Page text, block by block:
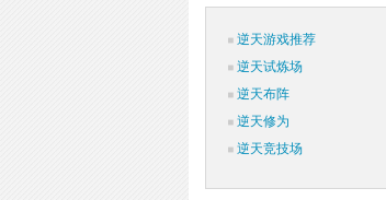
逆天游戏推荐
逆天试炼场
逆天布阵
逆天修为
逆天竞技场